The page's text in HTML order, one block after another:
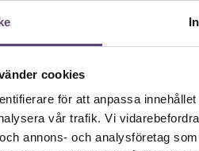
cookies
för att anpassa
vår trafik. Vi
annons- och analysföretag